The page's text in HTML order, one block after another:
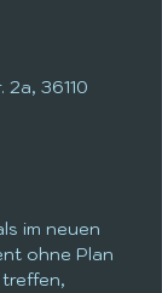
36110
im neuen
ohne Plan
treffen,